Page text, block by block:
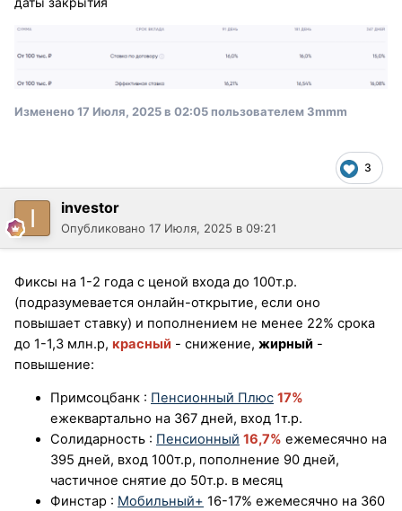
Изменено17 Июля, 2025 в 02:05пользователем 3mmm
3
investor
Опубликовано 17 Июля, 2025 в 09:21
Фиксы на 1-2 года с ценой входа до 100т.р.
(подразумевается онлайн-открытие, если оно
повышает ставку) и пополнением не менее 22% срока
до 1-1,3 млн.р, красный - снижение, жирный -
повышение:
Примсоцбанк : Пенсионный Плюс 17%
ежеквартально на 367 дней, вход 1т.р.
Солидарность : Пенсионный 16,7% ежемесячно на
395 дней, вход 100т.р, пополнение 90 дней,
частичное снятие до 50т.р. в месяц
Финстар : Мобильный+ 16-17% ежемесячно на 360